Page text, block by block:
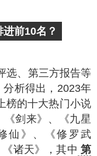
前10名？
选、第三方报告等
析得出，2023年
榜的十大热门小说
剑来》、《九星
仙》、《修罗武
诸天》，其中 第